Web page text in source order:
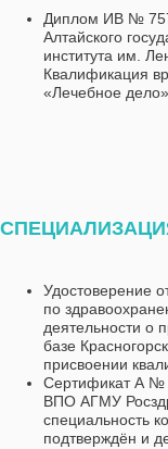
Диплом ИВ №
Алтайского
института им.
Квалификация
«Лечебное
Удостоверение
по
деятельности о
базе
присвоении
Сертификат А №
ВПО АГМУ
специальность
подтверждён и